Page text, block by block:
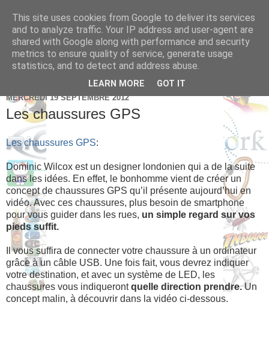
Brice Cornet: serial
entrepreneur hédoniste
MERCREDI 19 SEPTEMBRE 2012
Les chaussures GPS
Les chaussures GPS:
Dominic Wilcox est un designer londonien qui a de la suite
dans les idées. En effet, le bonhomme vient de créer un
concept de chaussures GPS qu’il présente aujourd’hui en
vidéo. Avec ces chaussures, plus besoin de smartphone
pour vous guider dans les rues, un simple regard sur vos
pieds suffit.
Il vous suffira de connecter votre chaussure à un ordinateur
grâce à un câble USB. Une fois fait, vous devrez indiquer
votre destination, et avec un système de LED, les
chaussures vous indiquerontquelle direction prendre.Un
concept malin, à découvrir dans la vidéo ci-dessous.
This site uses cookies from Google to deliver its services
and to analyze traffic. Your IP address and user-agent are
shared with Google along with performance and security
metrics to ensure quality of service, generate usage
statistics, and to detect and address abuse.
LEARN MORE GOT IT